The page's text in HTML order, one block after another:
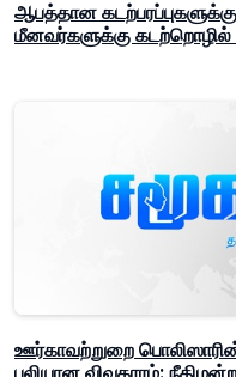
ஆபத்தான
மீனவர்களுக்கு கடற்றொழில்
ஊர்காவற்றுறை பொலிஸாரின்